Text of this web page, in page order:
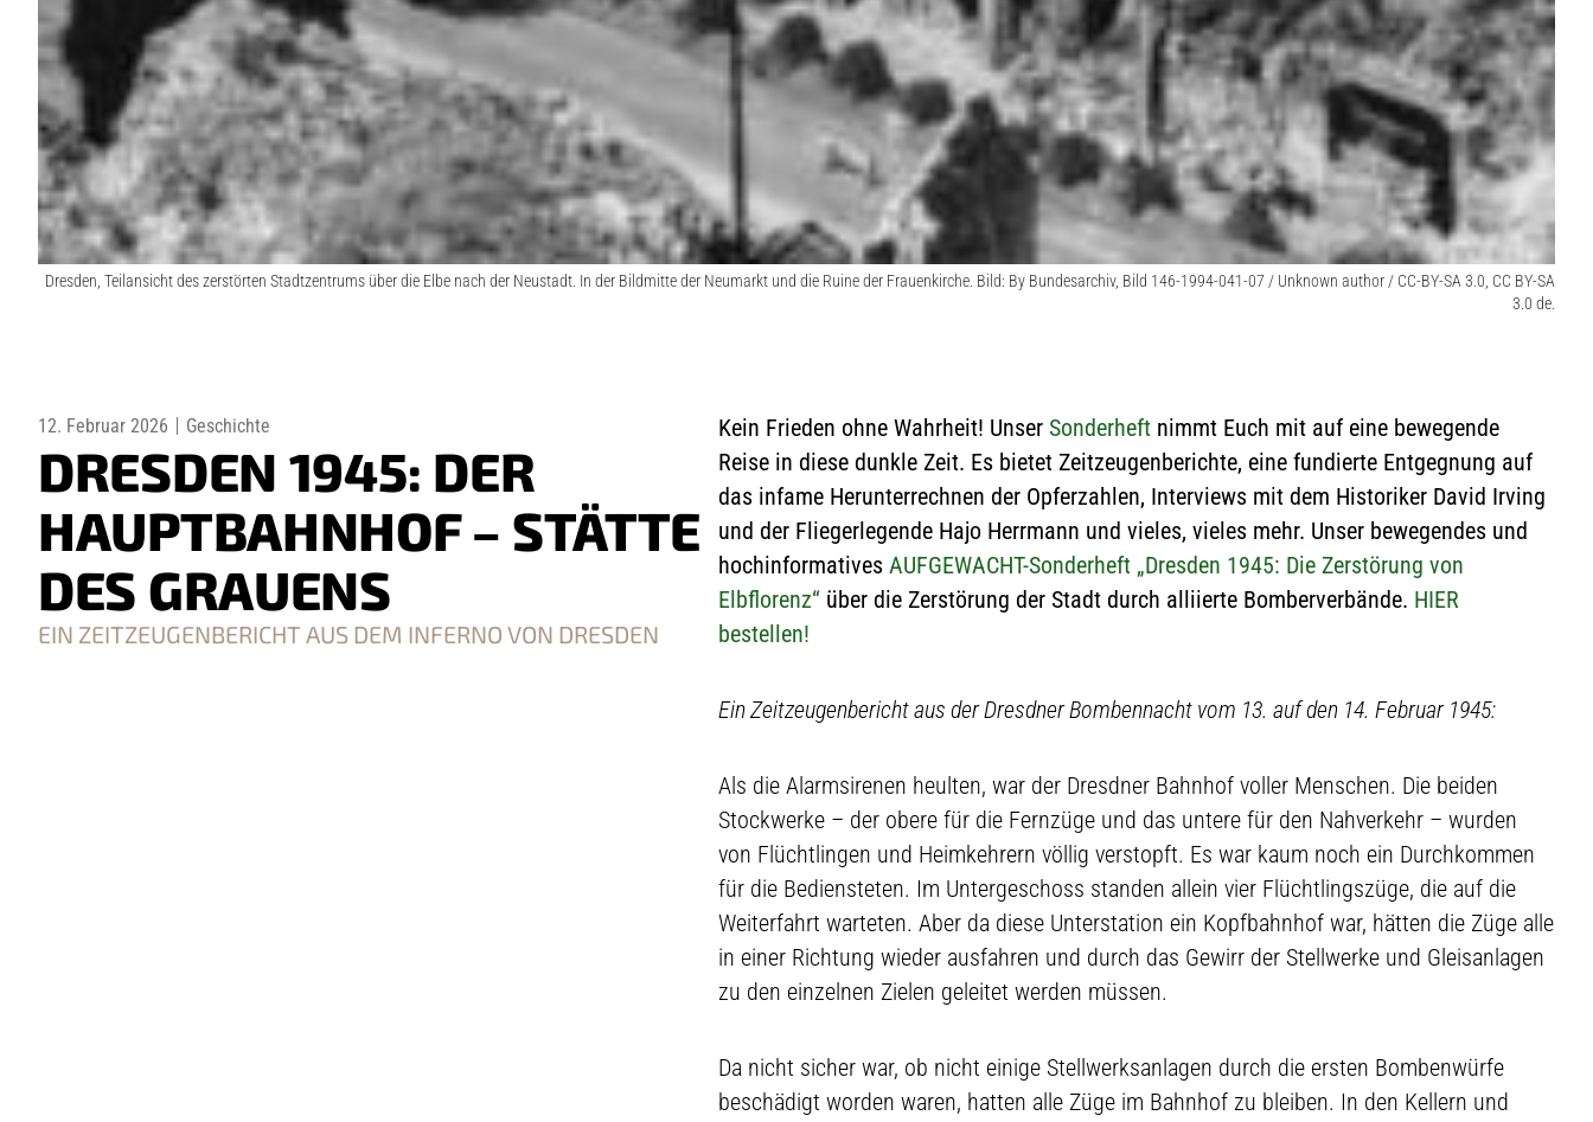
Dresden, Teilansicht des zerstörten Stadtzentrums über die Elbe nach der Neustadt. In der Bildmitte der Neumarkt und die Ruine der Frauenkirche. Bild: By Bundesarchiv, Bild 146-1994-041-07 / Unknown author / CC-BY-SA 3.0, CC BY-SA
3.0 de.
12. Februar 2026 Geschichte
DRESDEN 1945: DER
HAUPTBAHNHOF – STÄTTE
DES GRAUENS
EIN ZEITZEUGENBERICHT AUS DEM INFERNO VON DRESDEN
Kein Frieden ohne Wahrheit! UnserSonderheft nimmt Euch mit auf eine bewegende
Reise in diese dunkle Zeit. Es bietet Zeitzeugenberichte, eine fundierte Entgegnung auf
das infame Herunterrechnen der Opferzahlen, Interviews mit dem Historiker David Irving
und der Fliegerlegende Hajo Herrmann und vieles, vieles mehr. Unser bewegendes und
hochinformatives AUFGEWACHT-Sonderheft „Dresden 1945: Die Zerstörung von
Elbflorenz“über die Zerstörung der Stadt durch alliierte Bomberverbände. HIER
bestellen!
Ein Zeitzeugenbericht aus der Dresdner Bombennacht vom 13. auf den 14. Februar 1945:
Als die Alarmsirenen heulten, war der Dresdner Bahnhof voller Menschen. Die beiden
Stockwerke – der obere für die Fernzüge und das untere für den Nahverkehr – wurden
von Flüchtlingen und Heimkehrern völlig verstopft. Es war kaum noch ein Durchkommen
für die Bediensteten. Im Untergeschoss standen allein vier Flüchtlingszüge, die auf die
Weiterfahrt warteten. Aber da diese Unterstation ein Kopfbahnhof war, hätten die Züge alle
in einer Richtung wieder ausfahren und durch das Gewirr der Stellwerke und Gleisanlagen
zu den einzelnen Zielen geleitet werden müssen.
Da nicht sicher war, ob nicht einige Stellwerksanlagen durch die ersten Bombenwürfe
beschädigt worden waren, hatten alle Züge im Bahnhof zu bleiben. In den Kellern und